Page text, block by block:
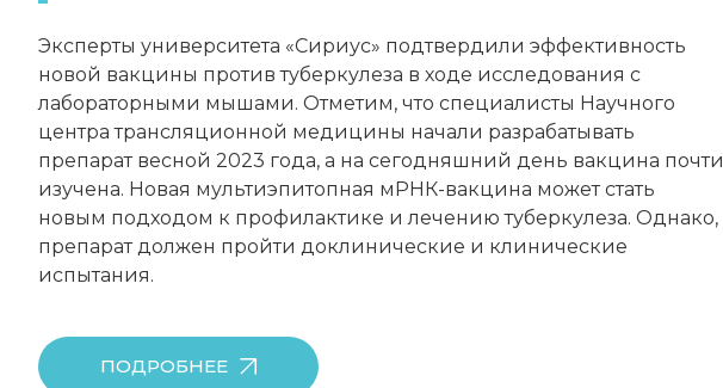
Эксперты университета «Сириус» подтвердили эффективность
новой вакцины против туберкулеза в ходе исследования с
лабораторными мышами. Отметим, что специалисты Научного
центра трансляционной медицины начали разрабатывать
препарат весной 2023 года, а на сегодняшний день вакцина почти
изучена. Новая мультиэпитопная мРНК-вакцина может стать
новым подходом к профилактике и лечению туберкулеза. Однако,
препарат должен пройти доклинические и клинические
испытания.
ПОДРОБНЕЕ